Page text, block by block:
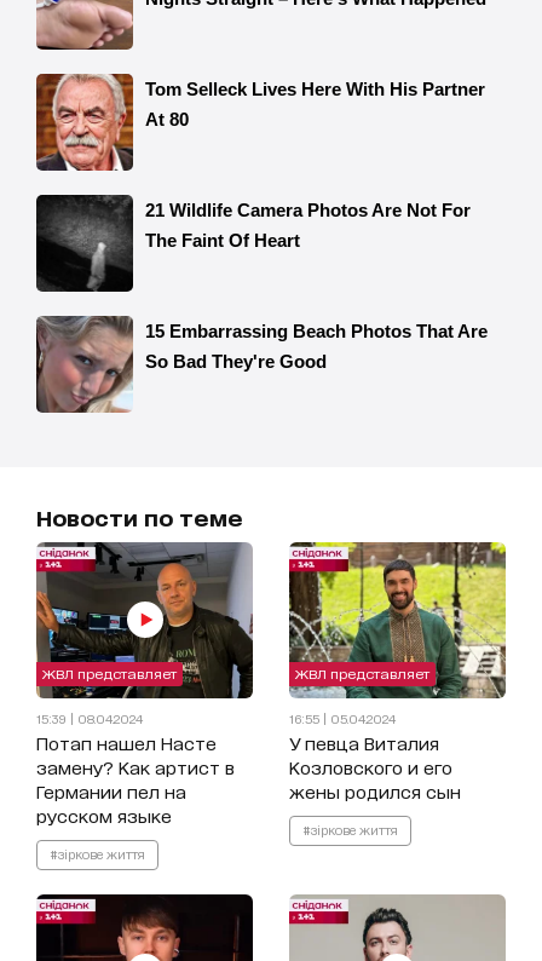
Новости по теме
ЖВЛ представляет
15:39 | 08.04.2024
Потап нашел Насте
замену? Как артист в
Германии пел на
русском языке
#зіркове життя
ЖВЛ представляет
16:55 | 05.04.2024
У певца Виталия
Козловского и его
жены родился сын
#зіркове життя